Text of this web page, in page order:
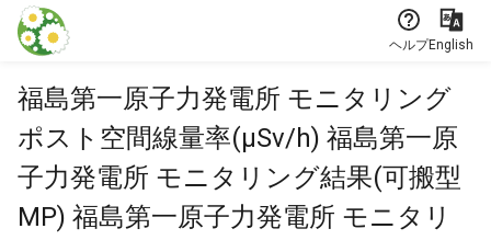
本文に飛ぶ
ヘルプEnglish
福島第一原子力発電所 モニタリング
ポスト空間線量率(μSv/h) 福島第一原
子力発電所 モニタリング結果(可搬型
MP) 福島第一原子力発電所 モニタリ